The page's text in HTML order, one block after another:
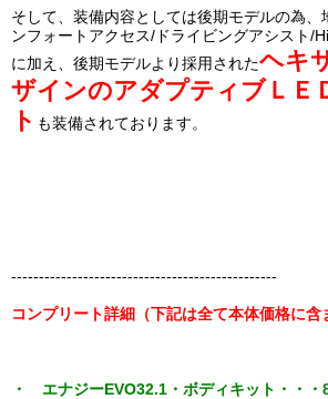
そして、装備内容としては後期モデルの為、
ンフォートアクセス/ドライビングアシスト/
に加え、後期モデルより採用されたヘキ
ザインのアダプティブＬＥ
ト も装備されております。
------------------------------------------------
コンプリート詳細（下記は全て本体価格に含
・ エナジーEVO32.1 ・ボディキット・・・